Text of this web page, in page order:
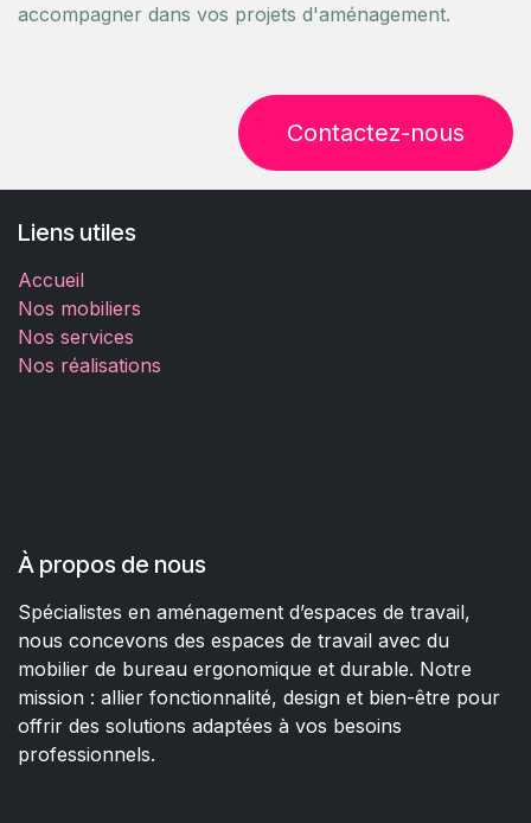
accompagner dans vos projets d'aménagement.
Contactez-nous
Liens utiles
Accueil
Nos mobiliers
Nos services
Nos réalisations
À propos de nous
Spécialistes en aménagement d’espaces de travail,
nous concevons des espaces de travail avec du
mobilier de bureau ergonomique et durable. Notre
mission : allier fonctionnalité, design et bien-être pour
offrir des solutions adaptées à vos besoins
professionnels.